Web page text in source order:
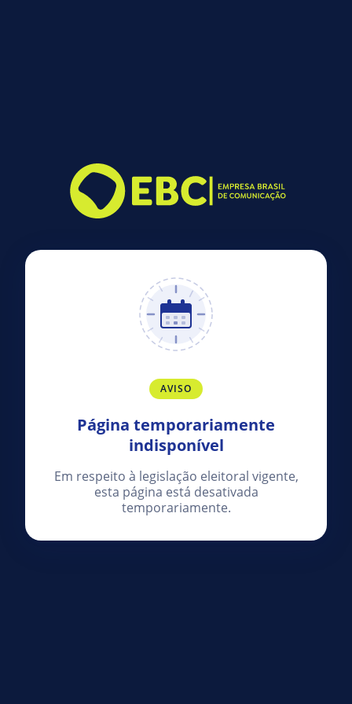
AVISO
Página temporariamente
indisponível
Em respeito à legislação eleitoral vigente,
esta página está desativada
temporariamente.